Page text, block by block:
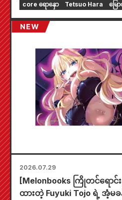
core ရောနှော Tetsuo Hara မြ
2026.07.29
[Melonbooks ကြိုတင်ရောင်
ထားတဲ့ Fuyuki Tojo ရဲ့ အံ့မ